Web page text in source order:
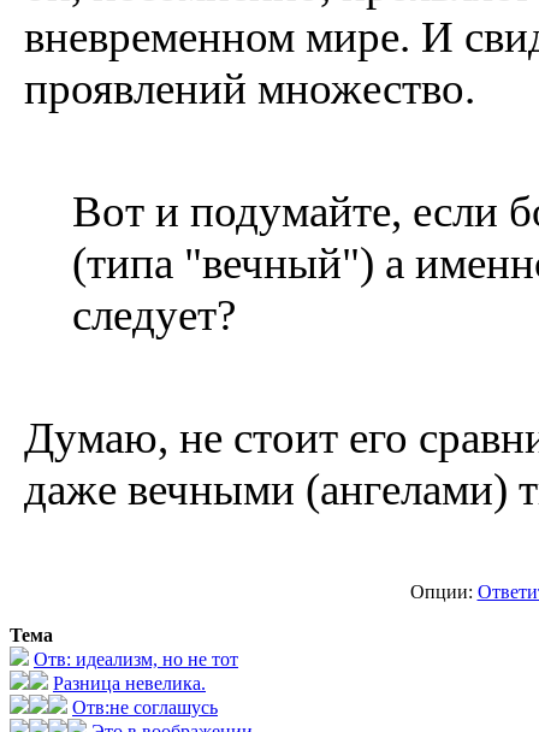
вневременном мире. И
проявлений множество.
Вот и подумайте, если
(типа "вечный") а
следует?
Думаю, не стоит его
даже вечными (ангелами)
Опции:
Тема
Отв: идеализм, но не тот
Разница невелика.
Отв:не соглашусь